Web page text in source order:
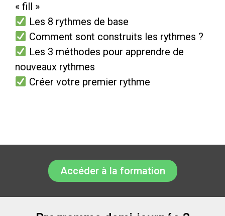
« fill »
Les 8 rythmes de base
Comment sont construits les rythmes ?
Les 3 méthodes pour apprendre de
nouveaux rythmes
Créer votre premier rythme
Accéder à la formation